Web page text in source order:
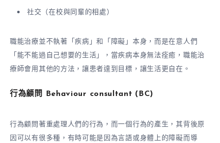
社交（在校與同輩的相處）
職能治療並不執著「疾病」和「障礙」本身，而是在意人們
「能不能過自己想要的生活」，當疾病本身無法痊癒，職能治
療師會用其他的方法，讓患者達到目標，讓生活更自在。
行為顧問 Behaviour consultant (BC)
行為顧問著重處理人們的行為，而一個行為的產生，其背後原
因可以有很多種，有時可能是因為言語或身體上的障礙而導